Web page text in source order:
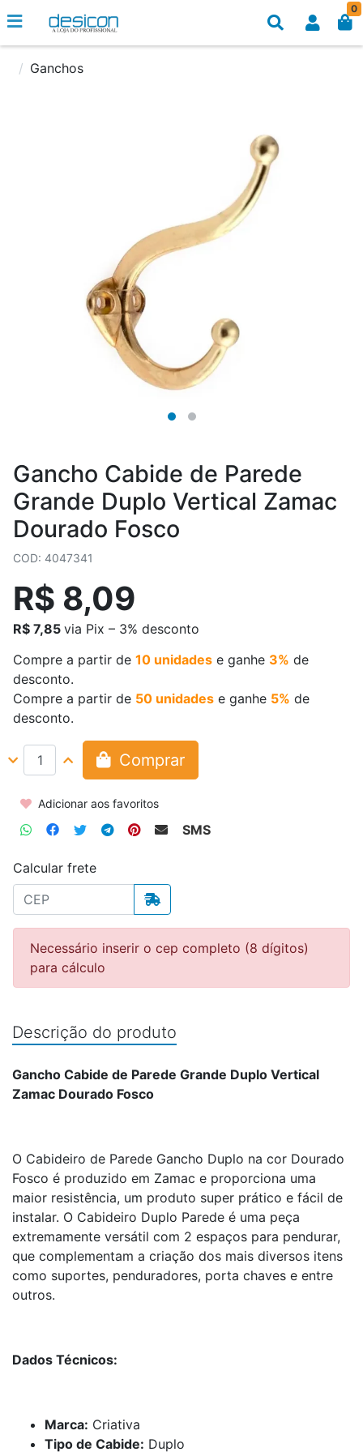
0
Ganchos
Gancho Cabide de Parede
Grande Duplo Vertical Zamac
Dourado Fosco
COD: 4047341
R$ 8,09
R$ 7,85 via Pix – 3% desconto
Compre a partir de 10 unidades e ganhe 3% de
desconto.
Compre a partir de 50 unidades e ganhe 5% de
desconto.
Comprar
Adicionar aos favoritos
SMS
Calcular frete
Necessário inserir o cep completo (8 dígitos)
para cálculo
Descrição do produto
Gancho Cabide de Parede Grande Duplo Vertical
Zamac Dourado Fosco
O Cabideiro de Parede Gancho Duplo na cor Dourado
Fosco é produzido em Zamac e proporciona uma
maior resistência, um produto super prático e fácil de
instalar. O Cabideiro Duplo Parede é uma peça
extremamente versátil com 2 espaços para pendurar,
que complementam a criação dos mais diversos itens
como suportes, penduradores, porta chaves e entre
outros.
Dados Técnicos:
Marca: Criativa
Tipo de Cabide: Duplo